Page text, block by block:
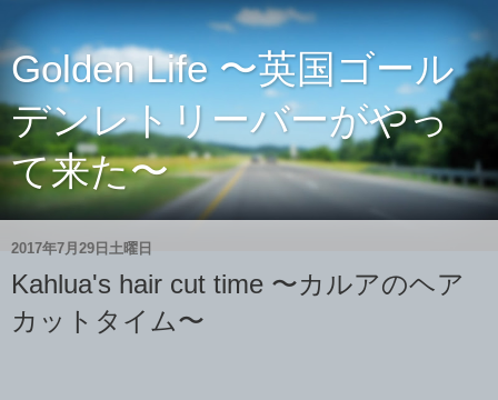
Golden Life 〜英国ゴール
デンレトリーバーがやっ
て来た〜
2017年7月29日土曜日
Kahlua's hair cut time 〜カルアのヘア
カットタイム〜